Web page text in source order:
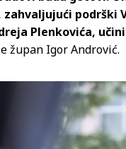
zahvaljujući podrški
Plenkovića,
župan Igor Andrović.